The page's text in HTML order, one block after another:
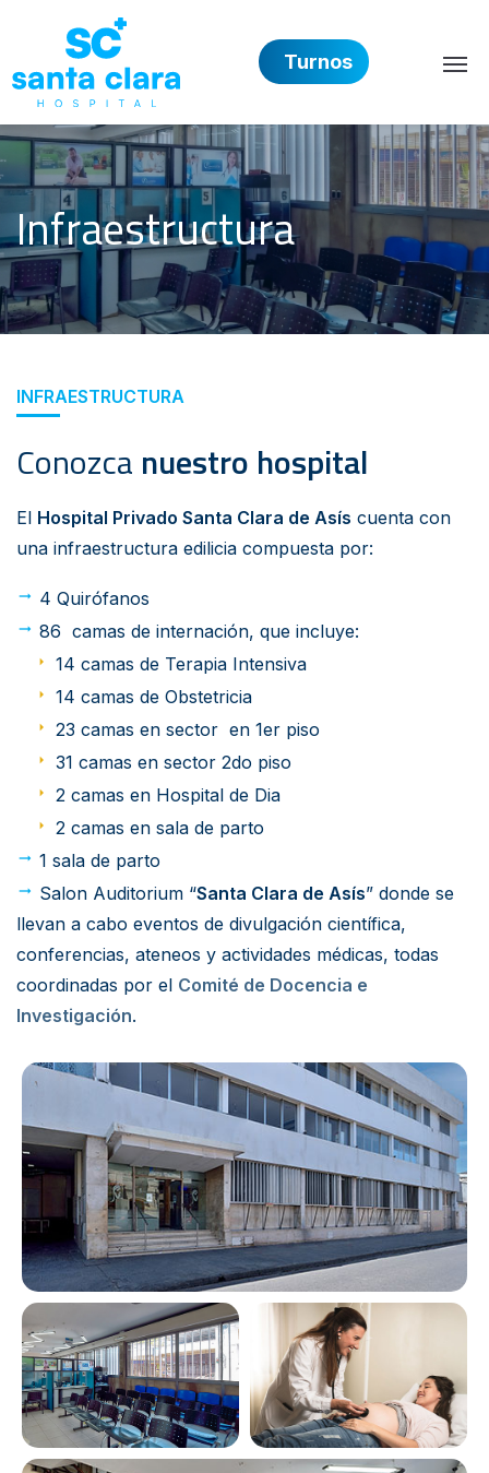
Hospital Privado
Turnos
Infraestructura
INFRAESTRUCTURA
Conozca nuestro hospital
El Hospital Privado Santa Clara de Asís cuenta con
una infraestructura edilicia compuesta por:
4 Quirófanos
86 camas de internación, que incluye:
14 camas de Terapia Intensiva
14 camas de Obstetricia
23 camas en sector en 1er piso
31 camas en sector 2do piso
2 camas en Hospital de Dia
2 camas en sala de parto
1 sala de parto
Salon Auditorium “Santa Clara de Asís” donde se
llevan a cabo eventos de divulgación científica,
conferencias, ateneos y actividades médicas, todas
coordinadas por el Comité de Docencia e
Investigación.